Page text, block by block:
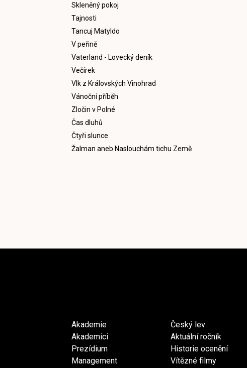
Skleněný pokoj
Tajnosti
Tancuj Matyldo
V peřině
Vaterland - Lovecký deník
Večírek
Vlk z Královských Vinohrad
Vánoční příběh
Zločin v Polné
Čas dluhů
Čtyři slunce
Žalman aneb Naslouchám tichu Země
Akademie
Akademici
Prezídium
Management
Český lev
Aktuální ročník
Historie ocenění
Vítězné filmy